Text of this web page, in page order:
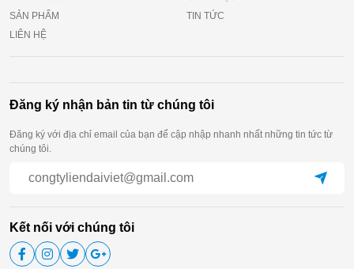
SẢN PHẨM
TIN TỨC
LIÊN HỆ
Đăng ký nhận bản tin từ chúng tôi
Đăng ký với địa chỉ email của bạn để cập nhập nhanh nhất những tin tức từ
chúng tôi.
Kết nối với chúng tôi